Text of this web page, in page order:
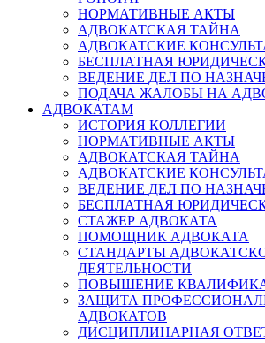
НОРМАТИВНЫЕ АКТЫ
АДВОКАТСКАЯ ТАЙНА
АДВОКАТСКИЕ
БЕСПЛАТНАЯ
ВЕДЕНИЕ ДЕЛ ПО
ПОДАЧА ЖАЛОБЫ НА
АДВОКАТАМ
ИСТОРИЯ КОЛЛЕГИИ
НОРМАТИВНЫЕ АКТЫ
АДВОКАТСКАЯ ТАЙНА
АДВОКАТСКИЕ
ВЕДЕНИЕ ДЕЛ ПО
БЕСПЛАТНАЯ
СТАЖЕР АДВОКАТА
ПОМОЩНИК АДВОКАТА
СТАНДАРТЫ
ДЕЯТЕЛЬНОСТИ
ПОВЫШЕНИЕ
ЗАЩИТА
АДВОКАТОВ
ДИСЦИПЛИНАРНАЯ